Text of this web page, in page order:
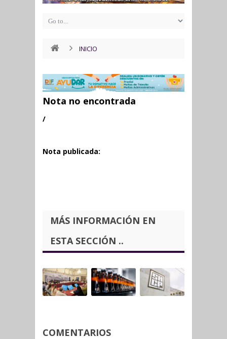
INICIO
Nota no encontrada
/
Nota publicada:
MÁS INFORMACIÓN EN
ESTA SECCIÓN ..
COMENTARIOS